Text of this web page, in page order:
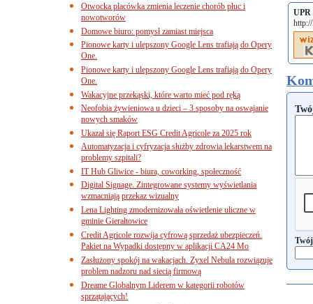
UPR
Otwocka placówka zmienia leczenie chorób płuc i
nowotworów
Domowe biuro: pomysł zamiast miejsca
Pionowe karty i ulepszony Google Lens trafiają do Opery
One.
Pionowe karty i ulepszony Google Lens trafiają do Opery
One.
Wakacyjne przekąski, które warto mieć pod ręką
Neofobia żywieniowa u dzieci – 3 sposoby na oswajanie
nowych smaków
Ukazał się Raport ESG Credit Agricole za 2025 rok
Automatyzacja i cyfryzacja służby zdrowia lekarstwem na
problemy szpitali?
IT Hub Gliwice - biura, coworking, społeczność
Digital Signage. Zintegrowane systemy wyświetlania
wzmacniają przekaz wizualny
Lena Lighting zmodernizowała oświetlenie uliczne w
gminie Gierałtowice
Credit Agricole rozwija cyfrową sprzedaż ubezpieczeń.
Pakiet na Wypadki dostępny w aplikacji CA24 Mo
Zasłużony spokój na wakacjach. Zyxel Nebula rozwiązuje
problem nadzoru nad siecią firmową
Dreame Globalnym Liderem w kategorii robotów
sprzątających!